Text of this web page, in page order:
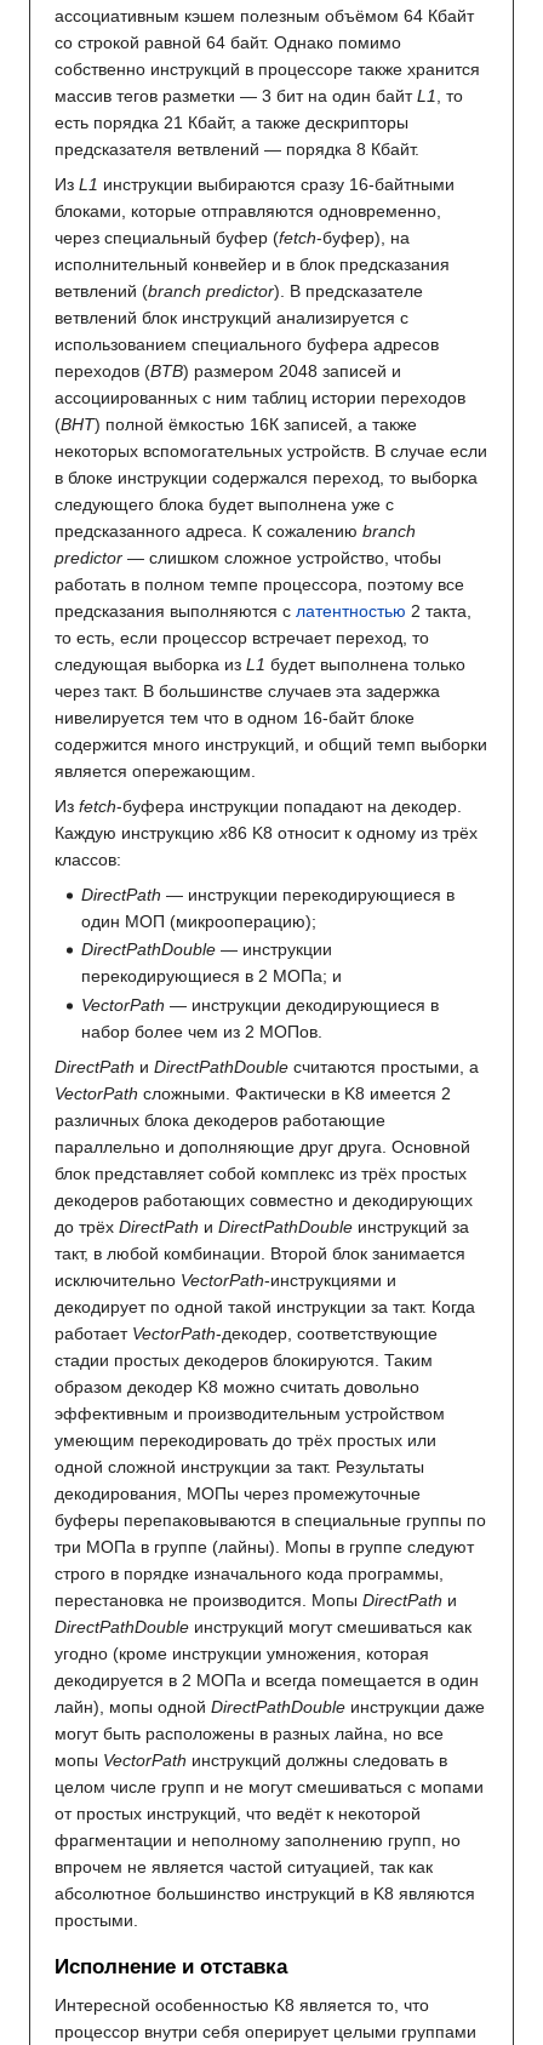
ассоциативным кэшем полезным объёмом 64 Кбайт
со строкой равной 64 байт. Однако помимо
собственно инструкций в процессоре также хранится
массив тегов разметки — 3 бит на один байтL1
, то
есть порядка 21 Кбайт, а также дескрипторы
предсказателя ветвлений — порядка 8 Кбайт.
Из L1 инструкции выбираются сразу 16-байтными
блоками, которые отправляются одновременно,
через специальный буфер (fetch-буфер), на
исполнительный конвейер и в блок предсказания
ветвлений (branch predictor). В предсказателе
ветвлений блок инструкций анализируется с
использованием специального буфера адресов
переходов (BTB) размером 2048 записей и
ассоциированных с ним таблиц истории переходов
(BHT) полной ёмкостью 16К записей, а также
некоторых вспомогательных устройств. В случае если
в блоке инструкции содержался переход, то выборка
следующего блока будет выполнена уже с
предсказанного адреса. К сожалению branch
predictor — слишком сложное устройство, чтобы
работать в полном темпе процессора, поэтому все
предсказания выполняются с латентностью 2 такта,
то есть, если процессор встречает переход, то
следующая выборка из L1 будет выполнена только
через такт. В большинстве случаев эта задержка
нивелируется тем что в одном 16-байт блоке
содержится много инструкций, и общий темп выборки
является опережающим.
Из fetch-буфера инструкции попадают на декодер.
Каждую инструкцию x86 K8 относит к одному из трёх
классов:
DirectPath — инструкции перекодирующиеся в
один МОП (микрооперацию);
DirectPathDouble — инструкции
перекодирующиеся в 2 МОПа; и
VectorPath — инструкции декодирующиеся в
набор более чем из 2 МОПов.
DirectPath и DirectPathDouble считаются простыми, а
VectorPath сложными. Фактически в K8 имеется 2
различных блока декодеров работающие
параллельно и дополняющие друг друга. Основной
блок представляет собой комплекс из трёх простых
декодеров работающих совместно и декодирующих
до трёх DirectPath и DirectPathDouble инструкций за
такт, в любой комбинации. Второй блок занимается
исключительно VectorPath-инструкциями и
декодирует по одной такой инструкции за такт. Когда
работает VectorPath-декодер, соответствующие
стадии простых декодеров блокируются. Таким
образом декодер K8 можно считать довольно
эффективным и производительным устройством
умеющим перекодировать до трёх простых или
одной сложной инструкции за такт. Результаты
декодирования, МОПы через промежуточные
буферы перепаковываются в специальные группы по
три МОПа в группе (лайны). Мопы в группе следуют
строго в порядке изначального кода программы,
перестановка не производится. Мопы DirectPath и
DirectPathDouble инструкций могут смешиваться как
угодно (кроме инструкции умножения, которая
декодируется в 2 МОПа и всегда помещается в один
лайн), мопы одной DirectPathDouble инструкции даже
могут быть расположены в разных лайна, но все
мопы VectorPath инструкций должны следовать в
целом числе групп и не могут смешиваться с мопами
от простых инструкций, что ведёт к некоторой
фрагментации и неполному заполнению групп, но
впрочем не является частой ситуацией, так как
абсолютное большинство инструкций в K8 являются
простыми.
Исполнение и отставка
Интересной особенностью K8 является то, что
процессор внутри себя оперирует целыми группами